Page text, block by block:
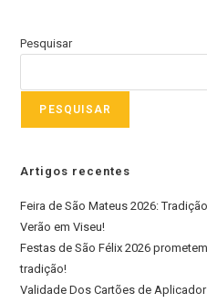
Pesquisar
PESQUISAR
Artigos recentes
Feira de São Mateus 2026:
Verão em Viseu!
Festas de São Félix 2026
tradição!
Validade Dos Cartões de